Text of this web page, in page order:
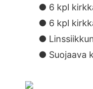
● 6 kpl
● 6 kpl
●
● Suojaava